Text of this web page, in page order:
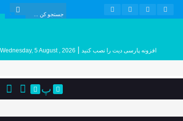
افزونه پارسی دیت را نصب کنید Wednesday, 5 August , 2026
پ